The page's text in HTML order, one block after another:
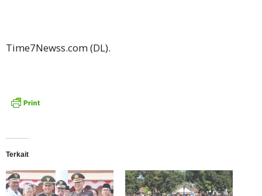
Time7Newss.com (DL).
Terkait